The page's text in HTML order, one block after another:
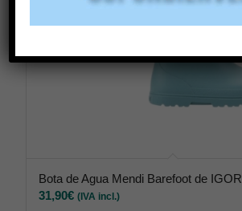
Bota de Agua Mendi Barefoot de IGOR
31,90€ (IVA incl.)